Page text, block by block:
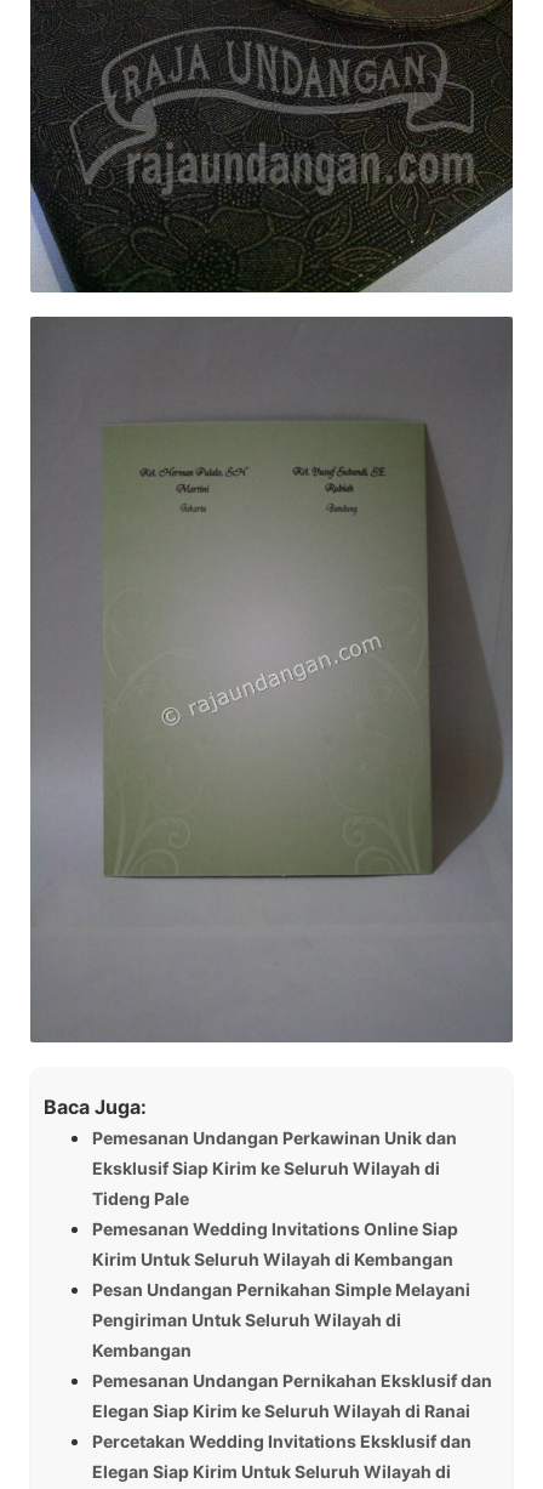
Baca Juga:
Pemesanan Undangan Perkawinan Unik dan
Eksklusif Siap Kirim ke Seluruh Wilayah di
Tideng Pale
Pemesanan Wedding Invitations Online Siap
Kirim Untuk Seluruh Wilayah di Kembangan
Pesan Undangan Pernikahan Simple Melayani
Pengiriman Untuk Seluruh Wilayah di
Kembangan
Pemesanan Undangan Pernikahan Eksklusif dan
Elegan Siap Kirim ke Seluruh Wilayah di Ranai
Percetakan Wedding Invitations Eksklusif dan
Elegan Siap Kirim Untuk Seluruh Wilayah di